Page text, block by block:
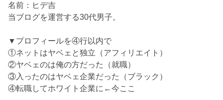
名前：ヒデ吉
当ブログを運営する30代男子。
▼プロフィールを④行以内で
①ネットはヤベェと独立（アフィリエイト）
②ヤベェのは俺の方だった（就職）
③入ったのはヤベェ企業だった（ブラック）
④転職してホワイト企業に←今ここ